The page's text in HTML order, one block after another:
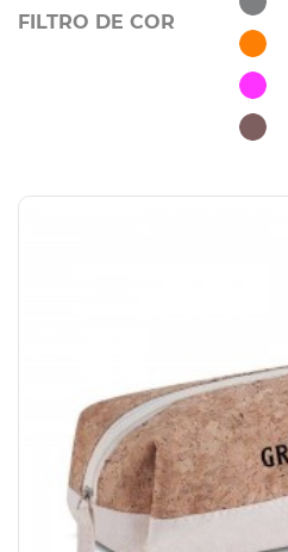
FILTRO DE COR